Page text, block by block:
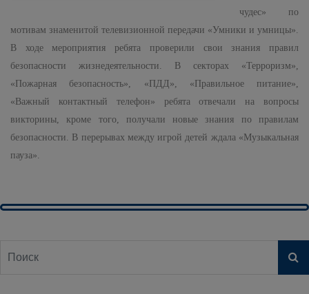
чудес» по
мотивам знаменитой телевизионной передачи «Умники и умницы».
В ходе мероприятия ребята проверили свои знания правил
безопасности жизнедеятельности. В секторах «Терроризм»,
«Пожарная безопасность», «ПДД», «Правильное питание»,
«Важный контактный телефон» ребята отвечали на вопросы
викторины, кроме того, получали новые знания по правилам
безопасности. В перерывах между игрой детей ждала «Музыкальная
пауза».